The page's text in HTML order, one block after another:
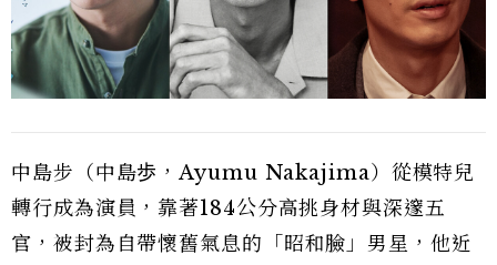
中島步（中島歩，Ayumu Nakajima）從模特兒
轉行成為演員，靠著184公分高挑身材與深邃五
官，被封為自帶懷舊氣息的「昭和臉」男星，他近